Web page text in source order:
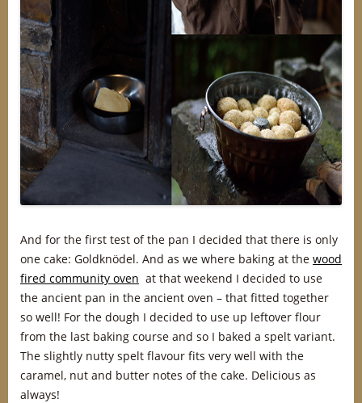
And for the first test of the pan I decided that there is only
one cake: Goldknödel. And as we where baking at the wood
fired community oven at that weekend I decided to use
the ancient pan in the ancient oven – that fitted together
so well! For the dough I decided to use up leftover flour
from the last baking course and so I baked a spelt variant.
The slightly nutty spelt flavour fits very well with the
caramel, nut and butter notes of the cake. Delicious as
always!